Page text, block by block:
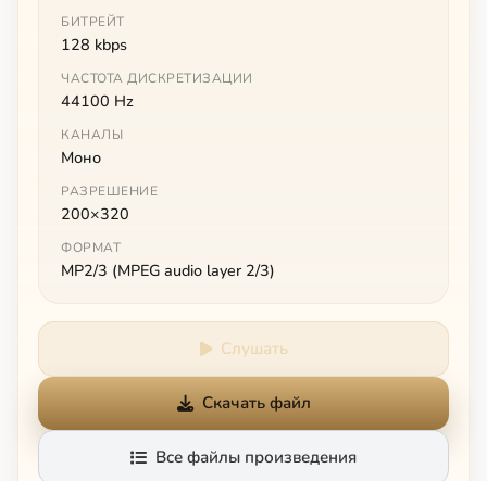
БИТРЕЙТ
128 kbps
ЧАСТОТА ДИСКРЕТИЗАЦИИ
44100 Hz
КАНАЛЫ
Моно
РАЗРЕШЕНИЕ
200×320
ФОРМАТ
MP2/3 (MPEG audio layer 2/3)
Слушать
Скачать файл
Все файлы произведения